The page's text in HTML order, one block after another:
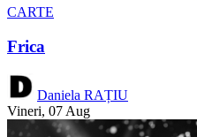
CARTE
Frica
Daniela RAȚIU
Vineri, 07 Aug